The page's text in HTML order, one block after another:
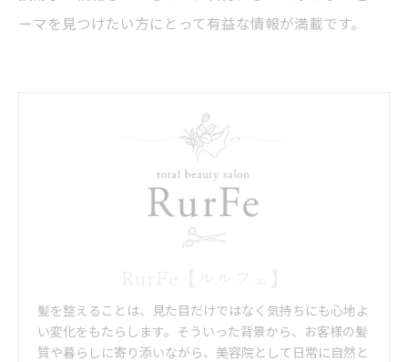
ーマを見つけたい方にとって有益な情報が満載です。
髪を整えることは、見た目だけではなく気持ちにも心地よ
い変化をもたらします。そういった背景から、お客様の髪
質や暮らしに寄り添いながら、美容院として日常に自然と